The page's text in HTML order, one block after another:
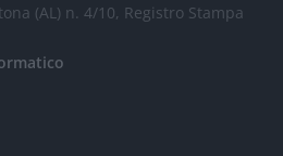
(AL) n. 4/10, Registro Stampa